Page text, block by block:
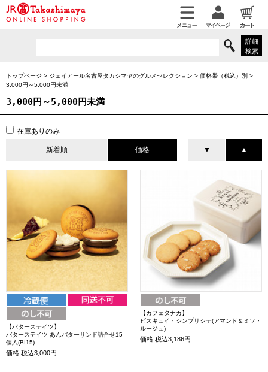
詳細
検索
トップページ > ジェイアール名古屋タカシマヤのグルメセレクション > 価格帯（税込）別 >
3,000円～5,000円未満
3,000円～5,000円未満
在庫ありのみ
新着順 価格 ▼ ▲
【バターステイツ】
バターステイツ あんバターサンド詰合せ15
個入(BI15)
価格 税込3,000円
【カフェタナカ】
ビスキュイ・シンプリシテ(アマンド＆ミソ・
ルージュ)
価格 税込3,186円